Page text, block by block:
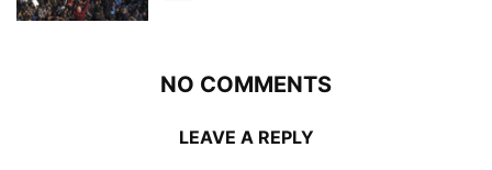
NO COMMENTS
LEAVE A REPLY